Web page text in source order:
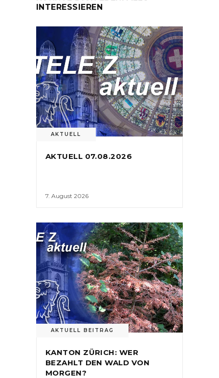
INTERESSIEREN
AKTUELL
AKTUELL 07.08.2026
7. August 2026
AKTUELL BEITRAG
KANTON ZÜRICH: WER
BEZAHLT DEN WALD VON
MORGEN?